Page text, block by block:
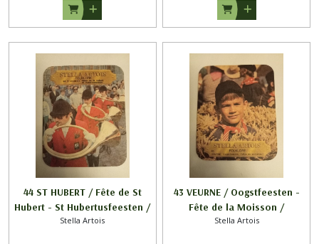
44 ST HUBERT / Fête de St
Hubert - St Hubertusfeesten /
FOLKLORE / STELLA ARTOIS
Stella Artois
43 VEURNE / Oogstfeesten -
Fête de la Moisson /
FOLKLORE / STELLA ARTOIS
Stella Artois